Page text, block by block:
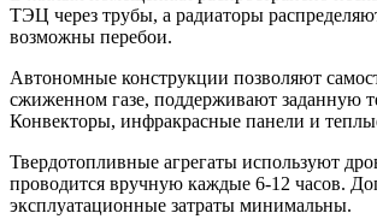
ТЭЦ через трубы, а радиаторы
возможны перебои.
Автономные конструкции позволяют
сжиженном газе, поддерживают заданную
Конвекторы, инфракрасные панели и
Твердотопливные агрегаты используют
проводится вручную каждые 6-12 часов.
эксплуатационные затраты минимальны.